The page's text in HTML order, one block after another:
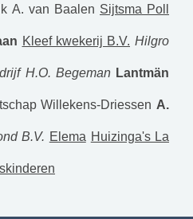
A. van Baalen Sijtsma Poll
Kleef kwekerij B.V. Hilgro
H.O. Begeman Lantmän
Willekens-Driessen A.
B.V. Elema Huizinga's La